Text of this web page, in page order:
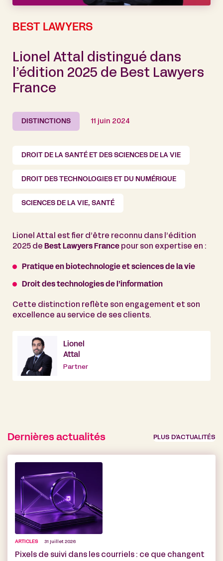
BEST LAWYERS
Lionel Attal distingué dans
l’édition 2025 de Best Lawyers
France
DISTINCTIONS 11 juin 2024
DROIT DE LA SANTÉ ET DES SCIENCES DE LA VIE
DROIT DES TECHNOLOGIES ET DU NUMÉRIQUE
SCIENCES DE LA VIE, SANTÉ
Lionel Attal est fier d’être reconnu dans l’édition
2025 de Best Lawyers France pour son expertise en :
Pratique en biotechnologie et sciences de la vie
Droit des technologies de l’information
Cette distinction reflète son engagement et son
excellence au service de ses clients.
Lionel
Attal
Partner
Dernières actualités PLUS D’ACTUALITÉS
ARTICLES 31 juillet 2026
Pixels de suivi dans les courriels : ce que changent